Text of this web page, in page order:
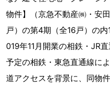
物件】（京急不動産㈱・安
戸）の第4期（全16戸）の
019年11月開業の相鉄・JR
予定の相鉄・東急直通線に
道アクセスを背景に、同物